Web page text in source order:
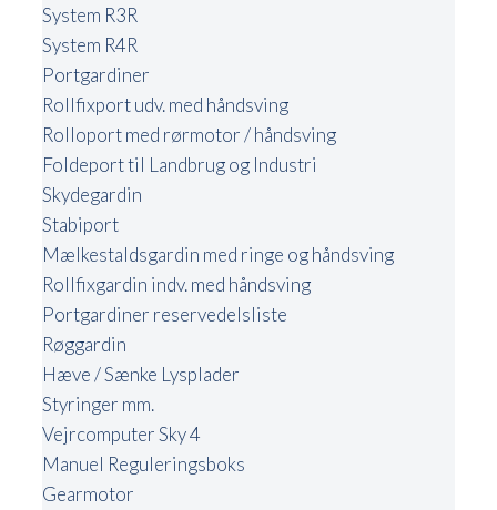
System R3R
System R4R
Portgardiner
Rollfixport udv. med håndsving
Rolloport med rørmotor / håndsving
Foldeport til Landbrug og Industri
Skydegardin
Stabiport
Mælkestaldsgardin med ringe og håndsving
Rollfixgardin indv. med håndsving
Portgardiner reservedelsliste
Røggardin
Hæve / Sænke Lysplader
Styringer mm.
Vejrcomputer Sky 4
Manuel Reguleringsboks
Gearmotor